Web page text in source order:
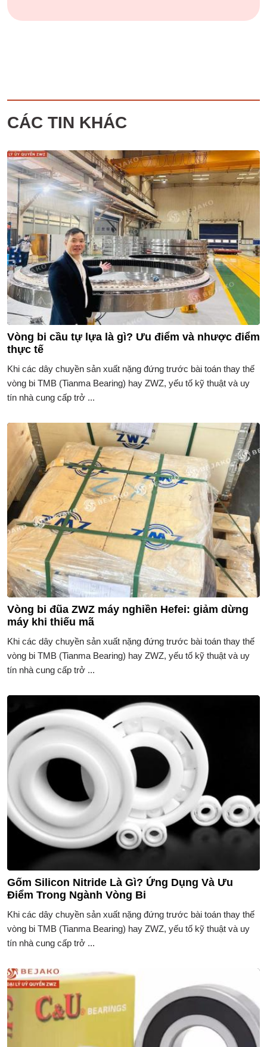
CÁC TIN KHÁC
Vòng bi cầu tự lựa là gì? Ưu điểm và nhược điểm
thực tế
Khi các dây chuyền sản xuất nặng đứng trước bài toán thay thế
vòng bi TMB (Tianma Bearing) hay ZWZ, yếu tố kỹ thuật và uy
tín nhà cung cấp trở ...
Vòng bi đũa ZWZ máy nghiền Hefei: giảm dừng
máy khi thiếu mã
Khi các dây chuyền sản xuất nặng đứng trước bài toán thay thế
vòng bi TMB (Tianma Bearing) hay ZWZ, yếu tố kỹ thuật và uy
tín nhà cung cấp trở ...
Gốm Silicon Nitride Là Gì? Ứng Dụng Và Ưu
Điểm Trong Ngành Vòng Bi
Khi các dây chuyền sản xuất nặng đứng trước bài toán thay thế
vòng bi TMB (Tianma Bearing) hay ZWZ, yếu tố kỹ thuật và uy
tín nhà cung cấp trở ...